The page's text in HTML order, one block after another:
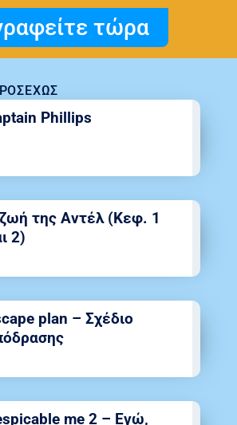
τώρα
Phillips
της Αντέλ (Κεφ. 1
2)
plan – Σχέδιο
me 2 – Εγώ,